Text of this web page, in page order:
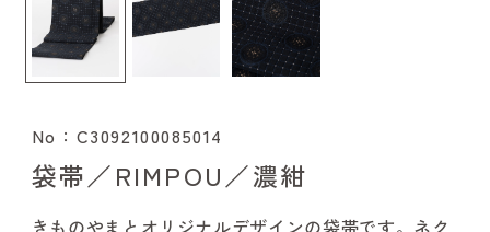
No：C3092100085014
袋帯／RIMPOU／濃紺